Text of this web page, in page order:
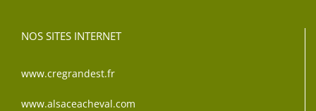
NOS SITES INTERNET
www.cregrandest.fr
www.alsaceacheval.com